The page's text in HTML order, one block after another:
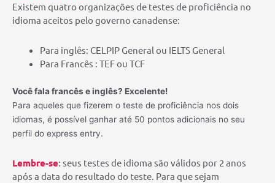
Existem quatro organizações de testes de proficiência no
idioma aceitos pelo governo canadense:
Para inglês: CELPIP General ou IELTS General
Para Francês : TEF ou TCF
Você fala francês e inglês? Excelente!
Para aqueles que fizerem o teste de proficiência nos dois
idiomas, é possível ganhar até 50 pontos adicionais no seu
perfil do express entry.
Lembre-se: seus testes de idioma são válidos por 2 anos
após a data do resultado do teste. Para que sejam